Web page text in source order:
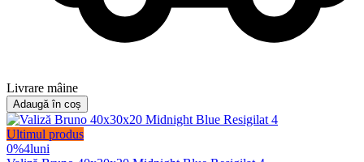
Livrare mâine
Adaugă în coș
Ultimul produs
0%4luni